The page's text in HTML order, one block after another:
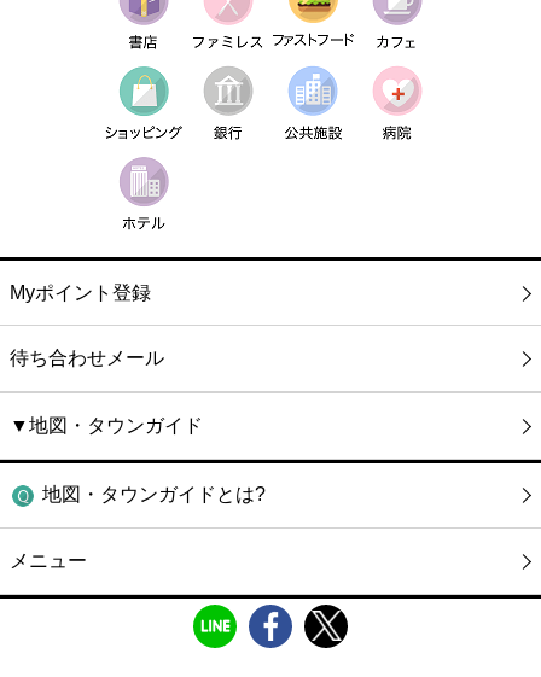
Myポイント登録
待ち合わせメール
▼地図・タウンガイド
地図・タウンガイドとは?
メニュー